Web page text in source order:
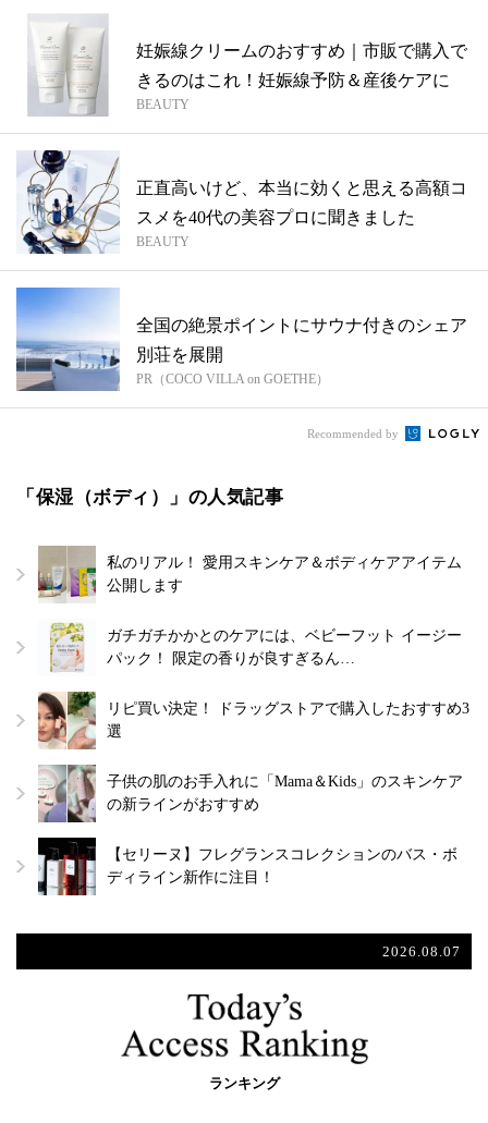
妊娠線クリームのおすすめ｜市販で購入で
きるのはこれ！妊娠線予防＆産後ケアに
BEAUTY
正直高いけど、本当に効くと思える高額コ
スメを40代の美容プロに聞きました
BEAUTY
全国の絶景ポイントにサウナ付きのシェア
別荘を展開
PR（COCO VILLA on GOETHE）
Recommended by
「保湿（ボディ）」の人気記事
私のリアル！ 愛用スキンケア＆ボディケアアイテム
公開します
ガチガチかかとのケアには、ベビーフット イージー
パック！ 限定の香りが良すぎるん…
リピ買い決定！ ドラッグストアで購入したおすすめ3
選
子供の肌のお手入れに「Mama＆Kids」のスキンケア
の新ラインがおすすめ
【セリーヌ】フレグランスコレクションのバス・ボ
ディライン新作に注目！
2026.08.07
ランキング